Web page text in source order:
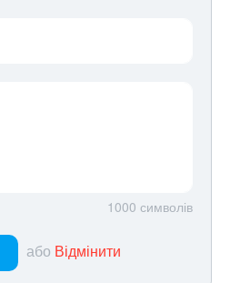
1000 символів
або Відмінити